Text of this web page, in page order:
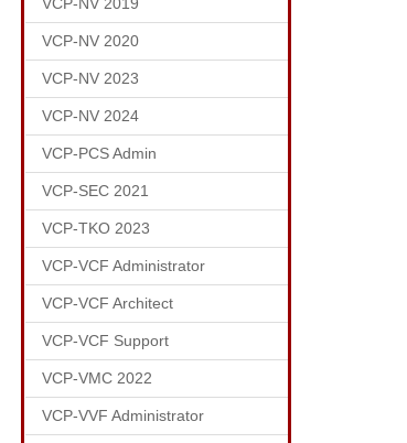
VCP-NV 2020
VCP-NV 2023
VCP-NV 2024
VCP-PCS Admin
VCP-SEC 2021
VCP-TKO 2023
VCP-VCF Administrator
VCP-VCF Architect
VCP-VCF Support
VCP-VMC 2022
VCP-VVF Administrator